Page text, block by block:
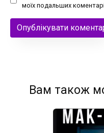
моїх подальших
Вам також